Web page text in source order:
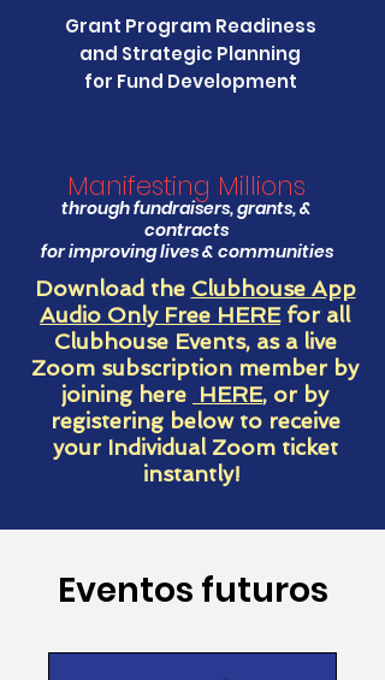
Grant Program Readiness
and Strategic Planning
for Fund Development
Manifesting Millions
through fundraisers, grants, &
contracts
for improving lives & communities
Download the Clubhouse App
Audio Only Free HEREfor all
Clubhouse Events, as a live
Zoom subscription member by
joining here HERE, or by
registering below to receive
your Individual Zoom ticket
instantly!
Eventos futuros